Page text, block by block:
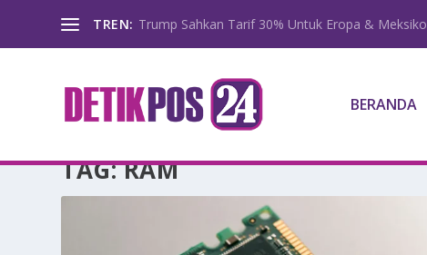
TREN: Trump Sahkan Tarif 30% Untuk Eropa & Meksiko
BERANDA
TAG:RAM